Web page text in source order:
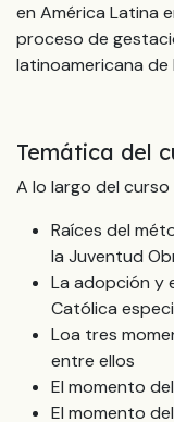
en América Latina
proceso de
latinoamericana de
Temática del
A lo largo del
Raíces del
la Juventud
La adopción y
Católica
Loa tres
entre ellos
El momento del
El momento